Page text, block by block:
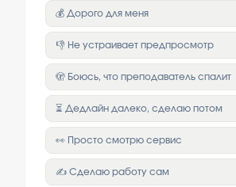
💰 Дорого для меня
👎 Не устраивает предпросмотр
🫣 Боюсь, что преподаватель спалит
⏳ Дедлайн далеко, сделаю потом
👀 Просто смотрю сервис
✍️ Сделаю работу сам